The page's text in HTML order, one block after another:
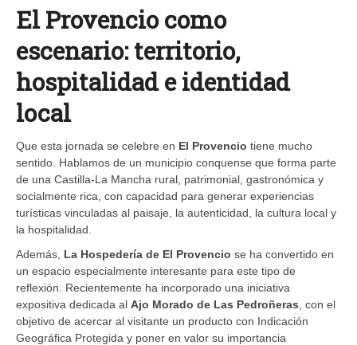
El Provencio como
escenario: territorio,
hospitalidad e identidad
local
Que esta jornada se celebre en El Provencio tiene mucho
sentido. Hablamos de un municipio conquense que forma parte
de una Castilla-La Mancha rural, patrimonial, gastronómica y
socialmente rica, con capacidad para generar experiencias
turísticas vinculadas al paisaje, la autenticidad, la cultura local y
la hospitalidad.
Además, La Hospedería de El Provencio se ha convertido en
un espacio especialmente interesante para este tipo de
reflexión. Recientemente ha incorporado una iniciativa
expositiva dedicada al Ajo Morado de Las Pedroñeras , con el
objetivo de acercar al visitante un producto con Indicación
Geográfica Protegida y poner en valor su importancia